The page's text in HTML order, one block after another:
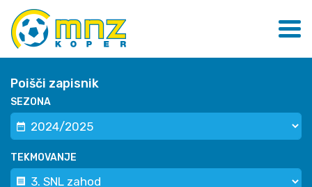
Poišči zapisnik
SEZONA
TEKMOVANJE